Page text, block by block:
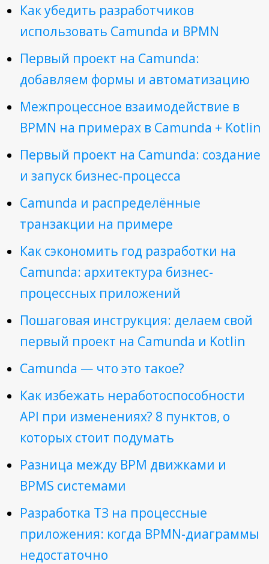
MSA
PROCESS MINING
REST
SOLUTION ARCHITECTURE
БЕЗ КАТЕГОРИИ
БИЗНЕС-ПРОЦЕССЫ
ВИДЕО
ОБУЧЕНИЕ
ПРИМЕРЫ BPMN
РЕГЛАМЕНТ
Как убедить разработчиков
использовать Camunda и BPMN
Первый проект на Camunda:
добавляем формы и автоматизацию
Межпроцессное взаимодействие в
BPMN на примерах в Camunda + Kotlin
Первый проект на Camunda: создание
и запуск бизнес-процесса
Camunda и распределённые
транзакции на примере
Как сэкономить год разработки на
Camunda: архитектура бизнес-
процессных приложений
Пошаговая инструкция: делаем свой
первый проект на Camunda и Kotlin
Camunda — что это такое?
Как избежать неработоспособности
API при изменениях? 8 пунктов, о
которых стоит подумать
Разница между BPM движками и
BPMS системами
Разработка ТЗ на процессные
приложения: когда BPMN-диаграммы
недостаточно